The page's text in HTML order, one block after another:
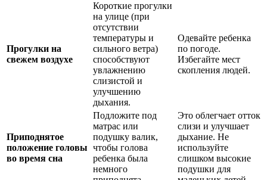
Прогулки на
свежем воздухе
Короткие прогулки
на улице (при
отсутствии
температуры и
сильного ветра)
способствуют
увлажнению
слизистой и
улучшению
дыхания.
Одевайте ребенка
по погоде.
Избегайте мест
скопления людей.
Приподнятое
положение головы
во время сна
Подложите под
матрас или
подушку валик,
чтобы голова
ребенка была
немного
Это облегчает отток
слизи и улучшает
дыхание. Не
используйте
слишком высокие
подушки для